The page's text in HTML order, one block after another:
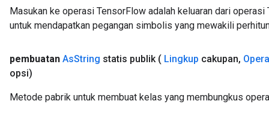
Masukan ke operasi TensorFlow adalah keluaran dari
untuk mendapatkan pegangan simbolis yang mewakili
pembuatan AsString statis publik ( Lingkup cakupan,
opsi)
Metode pabrik untuk membuat kelas yang membungkus